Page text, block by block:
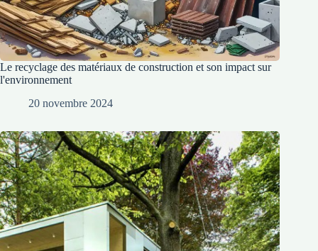
Le recyclage des matériaux de construction et son impact sur
l'environnement
20 novembre 2024